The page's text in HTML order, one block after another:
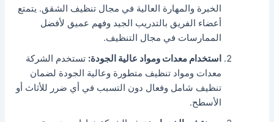
الخبرة والمهارة العالية في مجال تنظيف الشقق. يتمتع
أعضاء الفريق بالتدريب الجيد وفهم عميق لأفضل
الممارسات في مجال التنظيف.
استخدام معدات ومواد عالية الجودة: تستخدم الشركة
معدات ومواد تنظيف متطورة وعالية الجودة لضمان
تنظيف شامل وفعال دون التسبب في أي ضرر للأثاث أو
الأسطح.